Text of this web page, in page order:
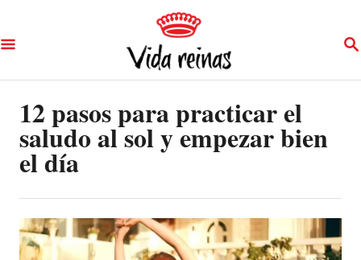
k
i
S
12 pasos para practicar el
saludo al sol y empezar bien
el día